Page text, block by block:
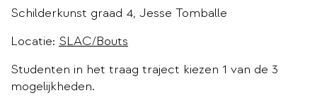
Schilderkunst graad 4, Jesse Tomballe
Locatie: SLAC/Bouts
Studenten in het traag traject kiezen 1 van de 3
mogelijkheden.